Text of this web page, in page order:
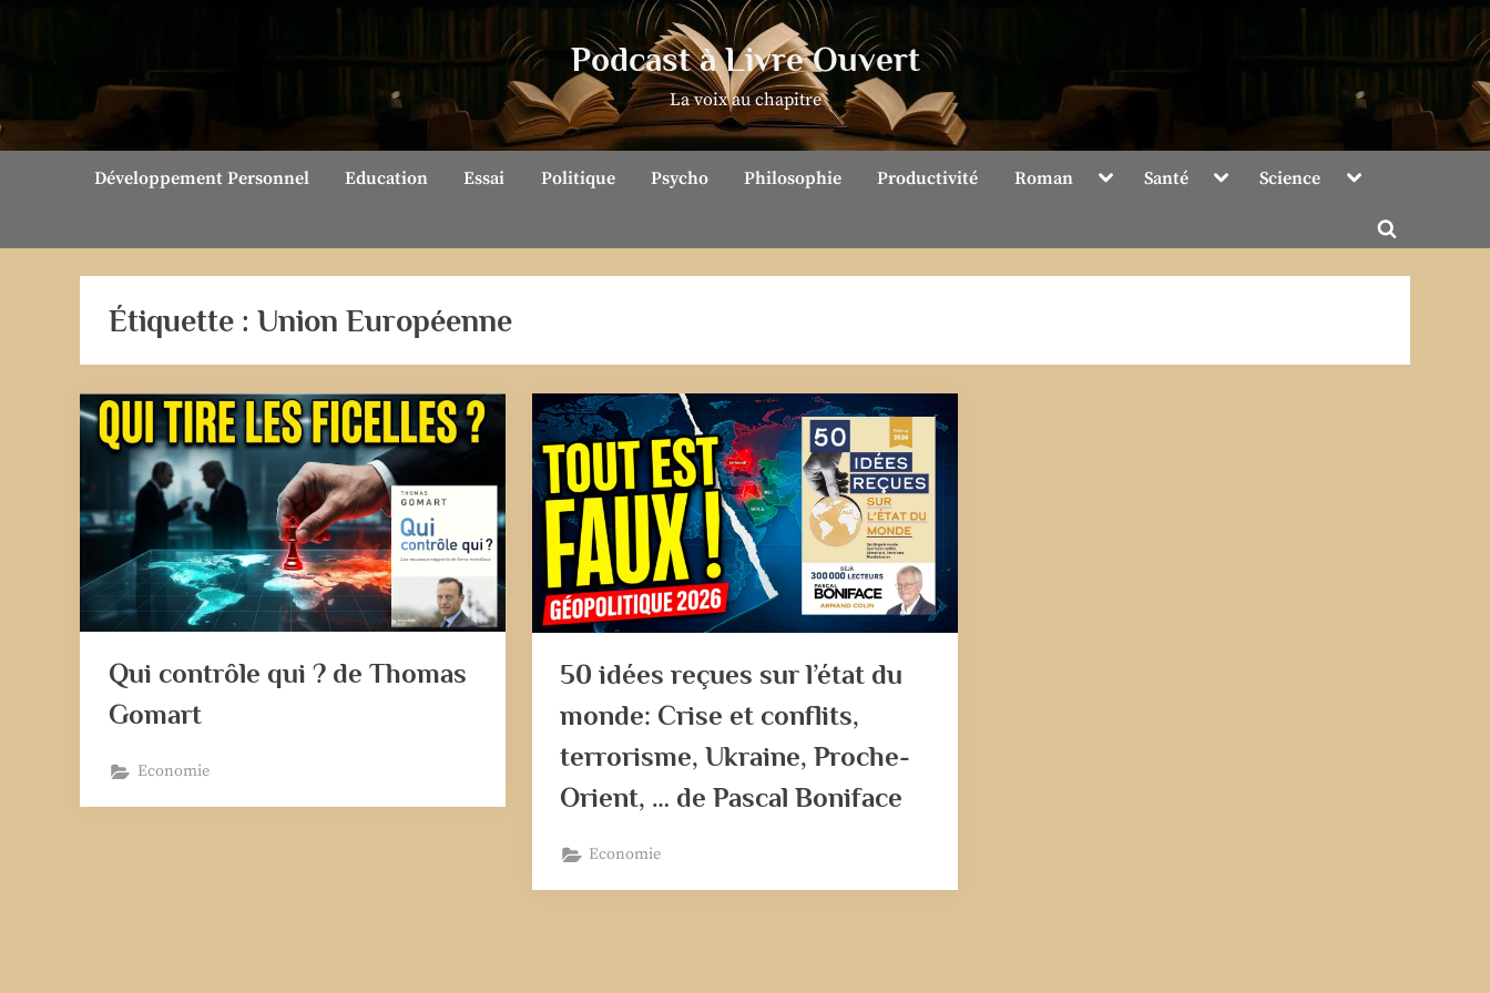
Podcast à Livre Ouvert
La voix au chapitre
Développement Personnel Education Essai Politique Psycho Philosophie Productivité Roman ToggleSanté ToggleScience Toggle
Toggle
search
Étiquette : Union Européenne
Qui contrôle qui ? de Thomas
Gomart
Economie
50 idées reçues sur l’état du
monde: Crise et conflits,
terrorisme, Ukraine, Proche-
Orient, … de Pascal Boniface
Economie